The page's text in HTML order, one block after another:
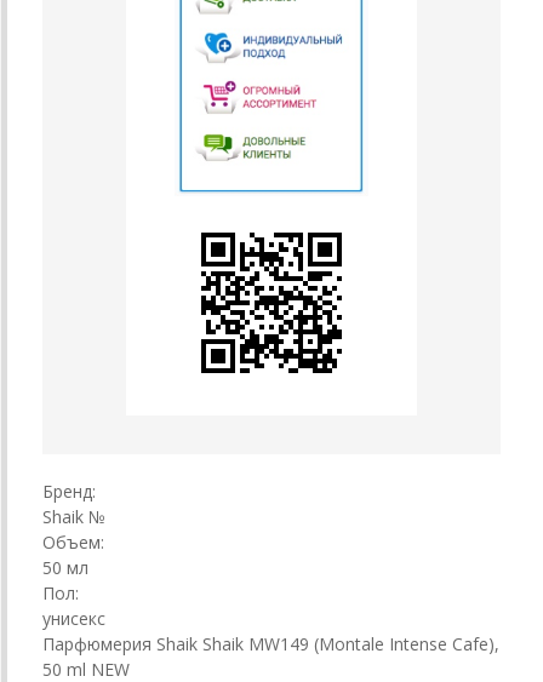
Бренд:
Shaik №
Объем:
50 мл
Пол:
унисекс
Парфюмерия Shaik Shaik MW149 (Montale Intense Cafe),
50 ml NEW